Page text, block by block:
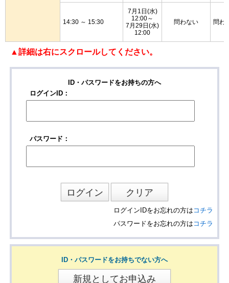
14:30 ～ 15:30
7月1日(水)
12:00～
7月29日(水)
12:00
問わない 問わ
▲詳細は右にスクロールしてください。
ID・パスワードをお持ちの方へ
ログインID：
パスワード：
ログインIDをお忘れの方は コチラ
パスワードをお忘れの方は コチラ
ID・パスワードをお持ちでない方へ